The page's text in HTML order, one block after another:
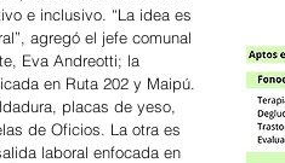
e inclusivo. “La idea es
agregó el jefe comunal
Eva Andreotti; la
en Ruta 202 y Maipú.
placas de yeso,
de Oficios. La otra es
laboral enfocada en